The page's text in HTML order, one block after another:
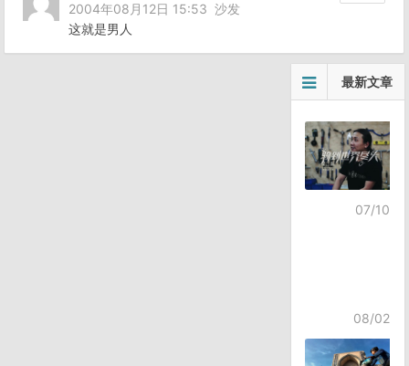
2004年08月12日 15:53 沙发
这就是男人
最新文章
07/10
08/02